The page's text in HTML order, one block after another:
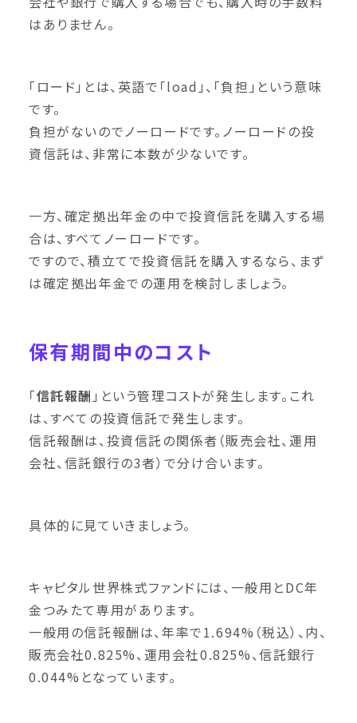
はありません。
「ロード」とは、英語で「load」、「負担」という意味
です。
負担がないのでノーロードです。ノーロードの投
資信託は、非常に本数が少ないです。
一方、確定拠出年金の中で投資信託を購入する場
合は、すべてノーロードです。
ですので、積立てで投資信託を購入するなら、まず
は確定拠出年金での運用を検討しましょう。
保有期間中のコスト
「信託報酬 」という管理コストが発生します。これ
は、すべての投資信託で発生します。
信託報酬は、投資信託の関係者（販売会社、運用
会社、信託銀行の3者）で分け合います。
具体的に見ていきましょう。
キャピタル世界株式ファンドには、一般用とDC年
金つみたて専用があります。
一般用の信託報酬は、年率で1.694%（税込）、内、
販売会社0.825%、運用会社0.825%、信託銀行
0.044%となっています。